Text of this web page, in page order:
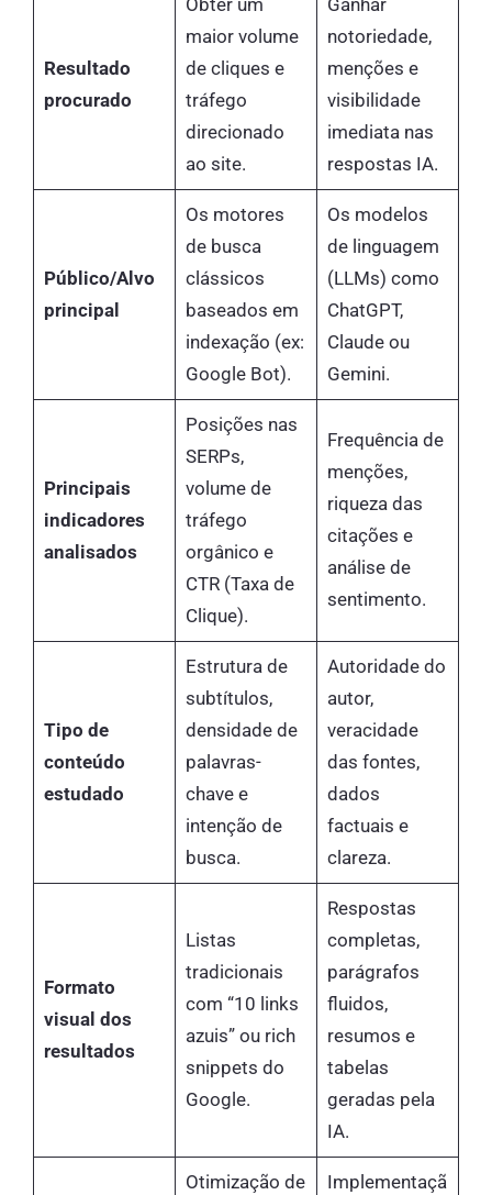
Resultado
procurado
Obter um
maior volume
de cliques e
tráfego
direcionado
ao site.
Ganhar
notoriedade,
menções e
visibilidade
imediata nas
respostas IA.
Público/Alvo
principal
Os motores
de busca
clássicos
baseados em
indexação (ex:
Google Bot).
Os modelos
de linguagem
(LLMs) como
ChatGPT,
Claude ou
Gemini.
Principais
indicadores
analisados
Posições nas
SERPs,
volume de
tráfego
orgânico e
CTR (Taxa de
Clique).
Frequência de
menções,
riqueza das
citações e
análise de
sentimento.
Tipo de
conteúdo
estudado
Estrutura de
subtítulos,
densidade de
palavras-
chave e
intenção de
busca.
Autoridade do
autor,
veracidade
das fontes,
dados
factuais e
clareza.
Formato
visual dos
resultados
Listas
tradicionais
com “10 links
azuis” ou rich
snippets do
Google.
Respostas
completas,
parágrafos
fluidos,
resumos e
tabelas
geradas pela
IA.
Otimização de
Implementaçã